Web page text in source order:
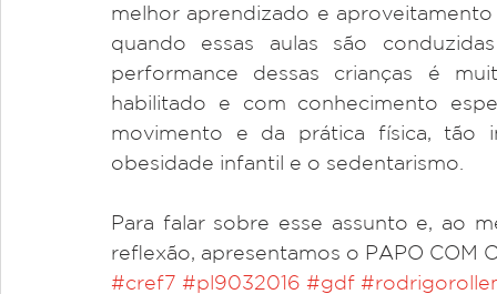
melhor aprendizado e
quando essas aulas são
performance dessas crianças é
habilitado e com conhecimento
movimento e da prática física, tão
obesidade infantil e o sedentarismo.
Para falar sobre esse assunto e, ao
reflexão, apresentamos o PAPO COM
#cref7 #pl9032016 #gdf